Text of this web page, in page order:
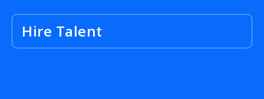
Hire Talent